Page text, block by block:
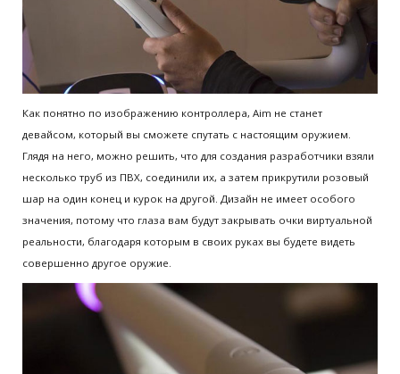
Как понятно по изображению контроллера, Aim не станет
девайсом, который вы сможете спутать с настоящим оружием.
Глядя на него, можно решить, что для создания разработчики взяли
несколько труб из ПВХ, соединили их, а затем прикрутили розовый
шар на один конец и курок на другой. Дизайн не имеет особого
значения, потому что глаза вам будут закрывать очки виртуальной
реальности, благодаря которым в своих руках вы будете видеть
совершенно другое оружие.